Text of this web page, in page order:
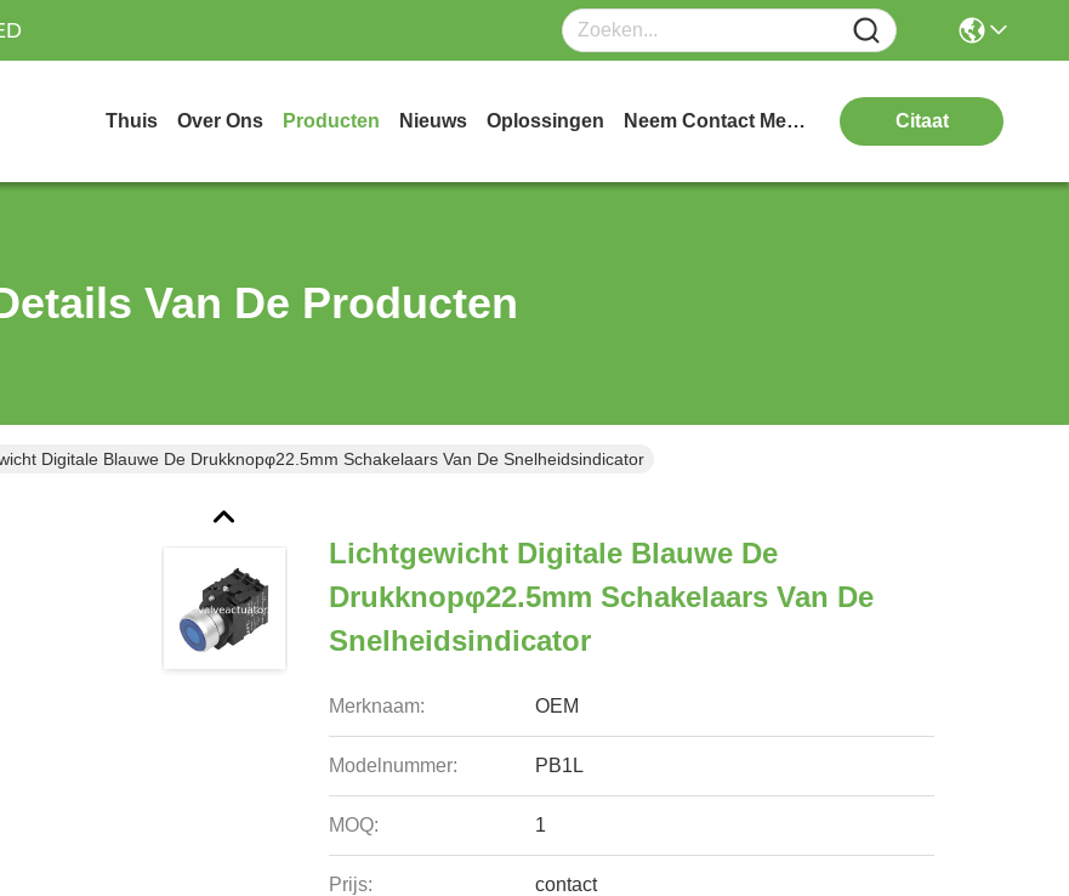
Thuis Over Ons Producten Nieuws Oplossingen Neem Contact Met Ons Op Citaat
Van De Producten
Digitale Blauwe De Drukknopφ22.5mm Schakelaars Van De Snelheidsindicator
Lichtgewicht Digitale Blauwe De
Drukknopφ22.5mm Schakelaars Van De
Snelheidsindicator
Merknaam: OEM
Modelnummer: PB1L
MOQ: 1
Prijs: contact